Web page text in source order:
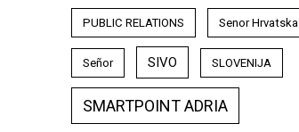
PUBLIC RELATIONS Senor Hrvatska
Señor SIVO SLOVENIJA
SMARTPOINT ADRIA